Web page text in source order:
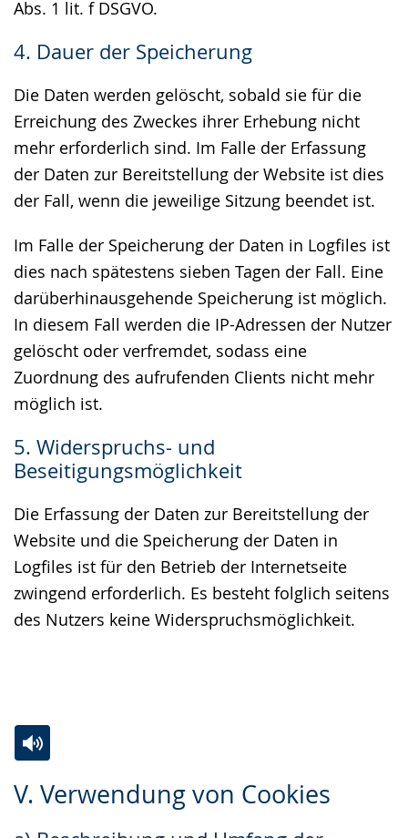
Abs. 1 lit. f DSGVO.
4. Dauer der Speicherung
Die Daten werden gelöscht, sobald sie für die
Erreichung des Zweckes ihrer Erhebung nicht
mehr erforderlich sind. Im Falle der Erfassung
der Daten zur Bereitstellung der Website ist dies
der Fall, wenn die jeweilige Sitzung beendet ist.
Im Falle der Speicherung der Daten in Logfiles ist
dies nach spätestens sieben Tagen der Fall. Eine
darüberhinausgehende Speicherung ist möglich.
In diesem Fall werden die IP-Adressen der Nutzer
gelöscht oder verfremdet, sodass eine
Zuordnung des aufrufenden Clients nicht mehr
möglich ist.
5. Widerspruchs- und
Beseitigungsmöglichkeit
Die Erfassung der Daten zur Bereitstellung der
Website und die Speicherung der Daten in
Logfiles ist für den Betrieb der Internetseite
zwingend erforderlich. Es besteht folglich seitens
des Nutzers keine Widerspruchsmöglichkeit.
V. Verwendung von Cookies
Leichten
Audio-
Video